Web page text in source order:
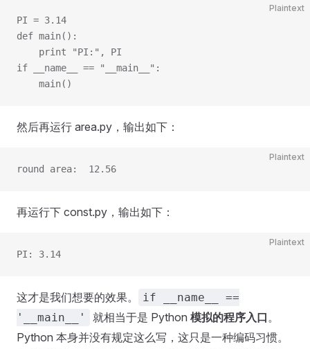
Plaintext
PI = 3.14
def main():
    print "PI:", PI
if __name__ == "__main__":
    main()
然后再运行 area.py，输出如下：
Plaintext
round area:  12.56
再运行下 const.py，输出如下：
Plaintext
PI: 3.14
这才是我们想要的效果。
if __name__ ==
'__main__'
就相当于是 Python 模拟的程序入口。
Python 本身并没有规定这么写，这只是一种编码习惯。